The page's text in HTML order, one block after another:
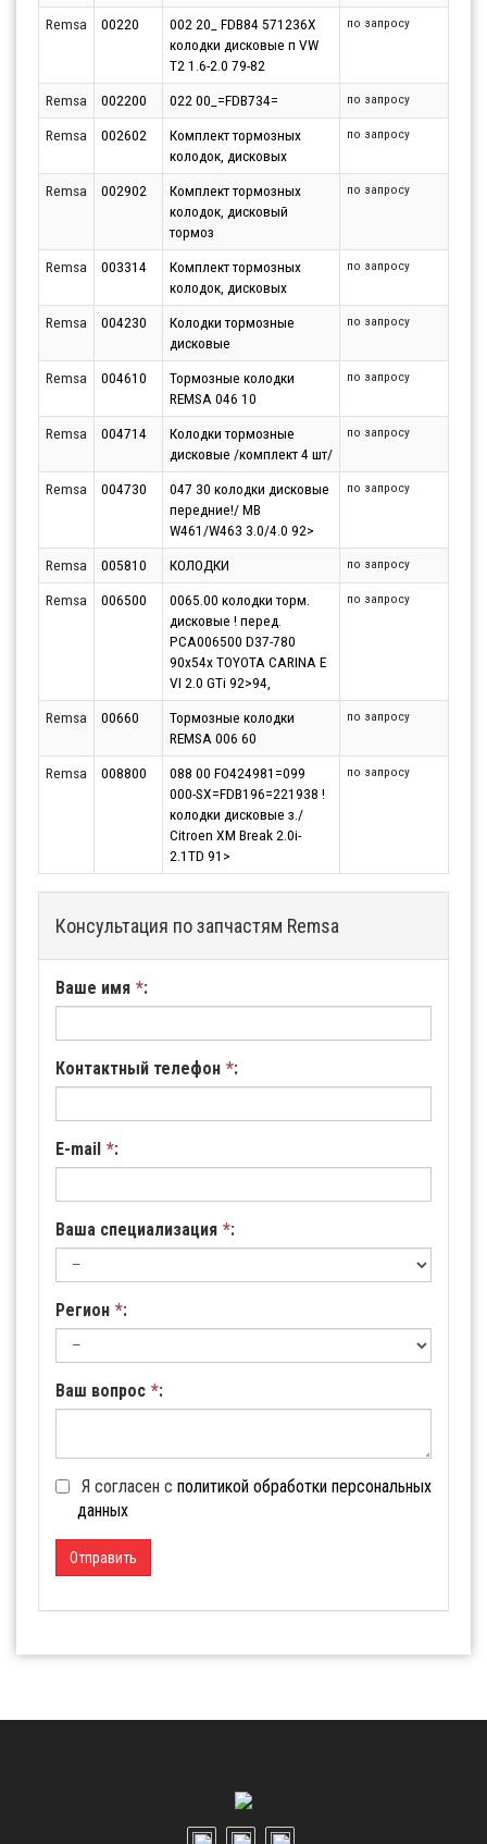
Remsa 00220
002 20_ FDB84 571236X
колодки дисковые п VW
T2 1.6-2.0 79-82
по запросу
Remsa 002200 022 00_=FDB734= по запросу
Remsa 002602
Комплект тормозных
колодок, дисковых
по запросу
Remsa 002902
Комплект тормозных
колодок, дисковый
тормоз
по запросу
Remsa 003314
Комплект тормозных
колодок, дисковых
по запросу
Remsa 004230
Колодки тормозные
дисковые
по запросу
Remsa 004610
Тормозные колодки
REMSA 046 10
по запросу
Remsa 004714
Колодки тормозные
дисковые /комплект 4 шт/
по запросу
Remsa 004730
047 30 колодки дисковые
передние!/ MB
W461/W463 3.0/4.0 92>
по запросу
Remsa 005810 КОЛОДКИ по запросу
Remsa 006500
0065.00 колодки торм.
дисковые ! перед.
PCA006500 D37-780
90x54x TOYOTA CARINA E
VI 2.0 GTi 92>94,
по запросу
Remsa 00660
Тормозные колодки
REMSA 006 60
по запросу
Remsa 008800
088 00 FO424981=099
000-SX=FDB196=221938 !
колодки дисковые з./
Citroen XM Break 2.0i-
2.1TD 91>
по запросу
Консультация по запчастям Remsa
Ваше имя *:
Контактный телефон *:
E-mail *:
Ваша специализация *:
Регион *:
Ваш вопрос *:
Я согласен с политикой обработки персональных
данных
Отправить